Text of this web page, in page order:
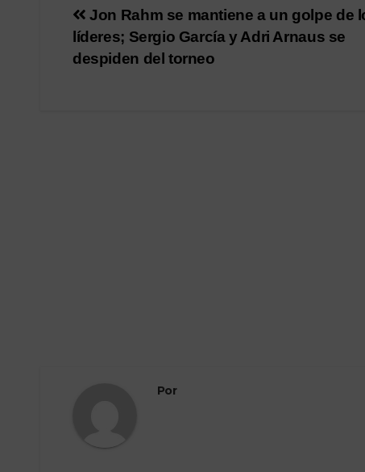
Navegación
de
Jon Rahm se mantiene a un golpe de
líderes; Sergio García y Adri Arnaus se
despiden del torneo
Por